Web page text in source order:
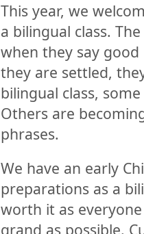
This year, we
a bilingual class.
when they say
they are settled,
bilingual class,
Others are
phrases.
We have an early
preparations as a
worth it as
grand as possible.